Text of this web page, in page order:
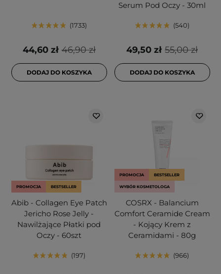
1733
46,90 zł
44,60 zł
DODAJ DO KOSZYKA
Serum Pod Oczy - 30ml
540
55,00 zł
49,50 zł
DODAJ DO KOSZYKA
PROMOCJA BESTSELLER
Abib - Collagen Eye Patch
Jericho Rose Jelly -
Nawilżające Płatki pod
Oczy - 60szt
197
PROMOCJA BESTSELLER
WYBÓR KOSMETOLOGA
COSRX - Balancium
Comfort Ceramide Cream
- Kojący Krem z
Ceramidami - 80g
966